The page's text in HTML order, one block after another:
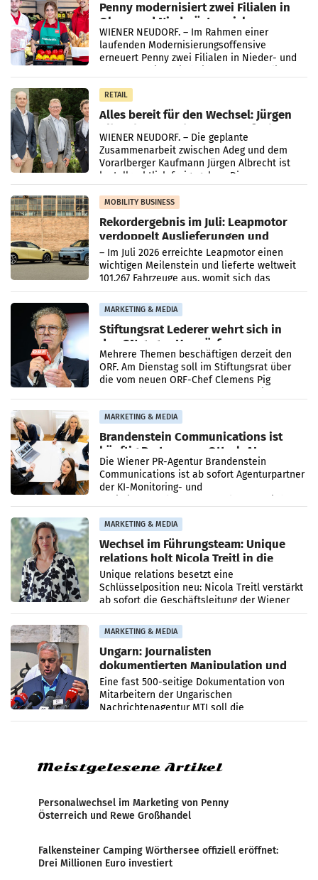
Penny modernisiert zwei Filialen in
Ober- und Niederösterreich
WIENER NEUDORF. – Im Rahmen einer
laufenden Modernisierungsoffensive
erneuert Penny zwei Filialen in Nieder- und
RETAIL
Alles bereit für den Wechsel: Jürgen
Albrecht setzt ab 1.1.2027 auf Adeg
WIENER NEUDORF. – Die geplante
Zusammenarbeit zwischen Adeg und dem
Vorarlberger Kaufmann Jürgen Albrecht ist
kartellrechtlich freigegeben: Die
Bundeswettbewerbsbehörde und der
Bundeskartellanwalt
MOBILITY BUSINESS
Rekordergebnis im Juli: Leapmotor
verdoppelt Auslieferungen und
überschreitet die 100.000er-Marke
– Im Juli 2026 erreichte Leapmotor einen
wichtigen Meilenstein und lieferte weltweit
101.267 Fahrzeuge aus, womit sich das
Ergebnis gegenüber Juli 2025 mehr als
verdoppelte (+102
MARKETING & MEDIA
Stiftungsrat Lederer wehrt sich in
den SN gegen Vorwürfe
Mehrere Themen beschäftigen derzeit den
ORF. Am Dienstag soll im Stiftungsrat über
die vom neuen ORF-Chef Clemens Pig
MARKETING & MEDIA
Brandenstein Communications ist
künftig Partner von OtterlyAI
Die Wiener PR-Agentur Brandenstein
Communications ist ab sofort Agenturpartner
der KI-Monitoring- und
MARKETING & MEDIA
Wechsel im Führungsteam: Unique
relations holt Nicola Treitl in die
Geschäftsleitung
Unique relations besetzt eine
Schlüsselposition neu: Nicola Treitl verstärkt
ab sofort die Geschäftsleitung der Wiener
PR-Agentur an der Seite von Josef Kalina und
Anna Kalina-Mahr.
MARKETING & MEDIA
Ungarn: Journalisten
dokumentierten Manipulation und
Zensur
Eine fast 500-seitige Dokumentation von
Mitarbeitern der Ungarischen
Nachrichtenagentur MTI soll die
systematische Nachrichten-Manipulation und
Meistgelesene Artikel
Personalwechsel im Marketing von Penny
Österreich und Rewe Großhandel
Falkensteiner Camping Wörthersee offiziell eröffnet:
Drei Millionen Euro investiert